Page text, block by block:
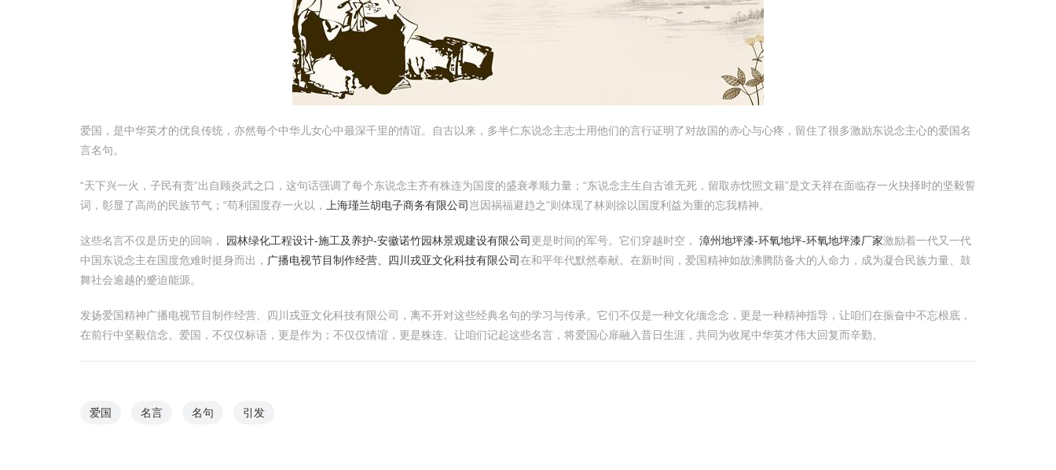
爱国，是中华英才的优良传统，亦然每个中华儿女心中最深千里的情谊。自古以来，多半仁东说念主志士用他们的言行证明了对故国的赤心与心疼，留住了很多激励东说念主心的爱国名
言名句。
“天下兴一火，子民有责”出自顾炎武之口，这句话强调了每个东说念主齐有株连为国度的盛衰孝顺力量；“东说念主生自古谁无死，留取赤忱照文籍”是文天祥在面临存一火抉择时的坚毅誓
词，彰显了高尚的民族节气；“苟利国度存一火以，
上海瑾兰胡电子商务有限公司 岂因祸福避趋之”则体现了林则徐以国度利益为重的忘我精神。
这些名言不仅是历史的回响， 园林绿化工程设计-施工及养护-安徽诺竹园林景观建设有限公司 更是时间的军号。它们穿越时空， 漳州地坪漆-环氧地坪-环氧地坪漆厂家激励着一代又一代
中国东说念主在国度危难时挺身而出， 广播电视节目制作经营、四川戎亚文化科技有限公司在和平年代默然奉献。在新时间，爱国精神如故沸腾防备大的人命力，成为凝合民族力量、鼓
舞社会逾越的蹙迫能源。
发扬爱国精神广播电视节目制作经营、四川戎亚文化科技有限公司，离不开对这些经典名句的学习与传承。它们不仅是一种文化缅念念，更是一种精神指导，让咱们在振奋中不忘根底，
在前行中坚毅信念。爱国，不仅仅标语，更是作为；不仅仅情谊，更是株连。让咱们记起这些名言，将爱国心扉融入昔日生涯，共同为收尾中华英才伟大回复而辛勤。
爱国 名言 名句 引发